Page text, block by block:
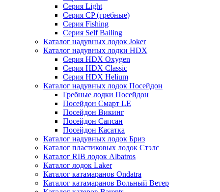
Серия Light
Серия CP (гребные)
Серия Fishing
Серия Self Bailing
Каталог надувных лодок Joker
Каталог надувных лодки HDX
Серия HDX Oxygen
Серия HDX Classic
Серия HDX Helium
Каталог надувных лодок Посейдон
Гребные лодки Посейдон
Посейдон Смарт LE
Посейдон Викинг
Посейдон Сапсан
Посейдон Касатка
Каталог надувных лодок Бриз
Каталог пластиковых лодок Стэлс
Каталог RIB лодок Albatros
Каталог лодок Laker
Каталог катамаранов Ondatra
Каталог катамаранов Вольный Ветер